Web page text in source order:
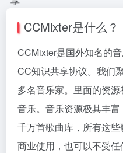
CCMixter是什么？
CCMixter是国外知名的
CC知识共享协议。我们
多名音乐家。里面的资
音乐。音乐资源极其丰
千万首歌曲库，所有这些
商业使用，也可以不受任